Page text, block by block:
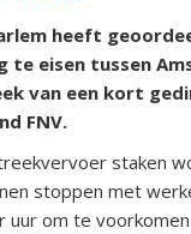
heeft
te eisen tussen
van een kort
FNV.
staken
stoppen met
uur om te